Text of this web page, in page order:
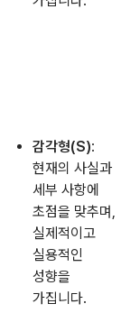
감각형(S):
현재의 사실과
세부 사항에
초점을 맞추며,
실제적이고
실용적인
성향을
가집니다.